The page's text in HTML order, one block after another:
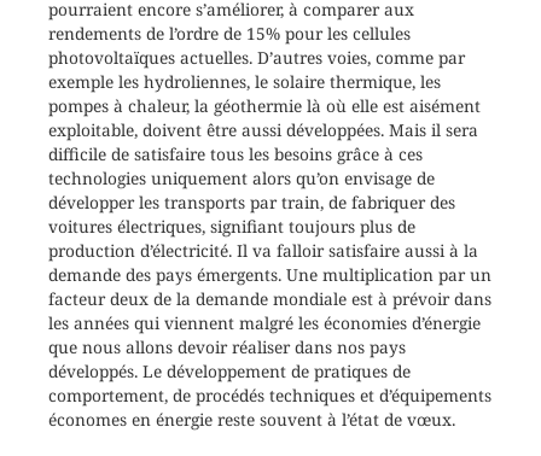
pourraient encore s’améliorer, à comparer aux
rendements de l’ordre de 15% pour les cellules
photovoltaïques actuelles. D’autres voies, comme par
exemple les hydroliennes, le solaire thermique, les
pompes à chaleur, la géothermie là où elle est aisément
exploitable, doivent être aussi développées. Mais il sera
difficile de satisfaire tous les besoins grâce à ces
technologies uniquement alors qu’on envisage de
développer les transports par train, de fabriquer des
voitures électriques, signifiant toujours plus de
production d’électricité. Il va falloir satisfaire aussi à la
demande des pays émergents. Une multiplication par un
facteur deux de la demande mondiale est à prévoir dans
les années qui viennent malgré les économies d’énergie
que nous allons devoir réaliser dans nos pays
développés. Le développement de pratiques de
comportement, de procédés techniques et d’équipements
économes en énergie reste souvent à l’état de vœux.